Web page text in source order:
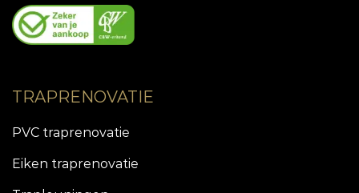
TRAPRENOVATIE
PVC traprenovatie
Eiken traprenovatie